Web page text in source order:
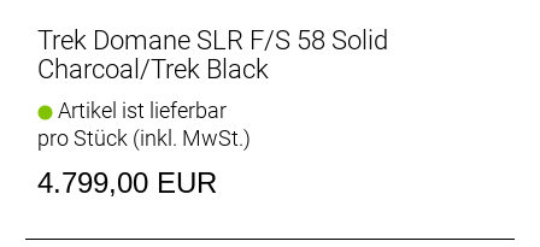
Trek Domane SLR F/S 58 Solid
Charcoal/Trek Black
Artikel ist lieferbar
pro Stück (inkl. MwSt.)
4.799,00 EUR